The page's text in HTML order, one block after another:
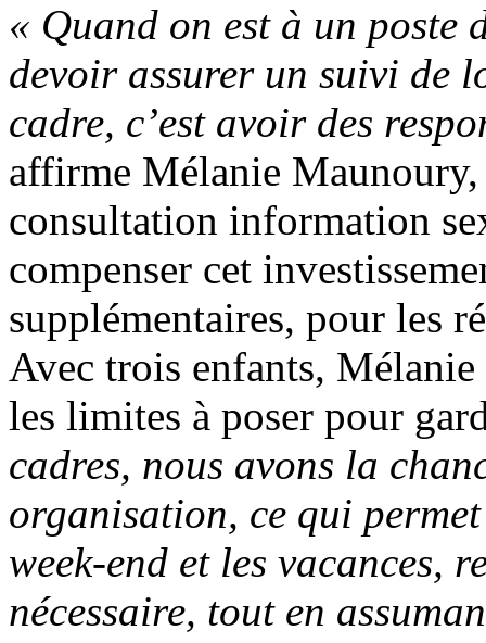
« Quand on est à un
devoir assurer un suivi de
cadre, c’est avoir des
affirme Mélanie
consultation information
compenser cet
supplémentaires, pour les
Avec trois enfants,
les limites à poser pour
cadres, nous avons la
organisation, ce qui
week-end et les vacances,
nécessaire, tout en